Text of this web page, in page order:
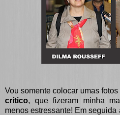
Vou somente colocar umas fotos
crítico, que fizeram minha
menos estressante! Em